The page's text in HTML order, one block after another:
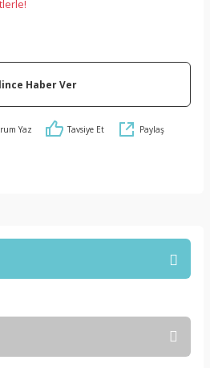
Haber Ver
Yaz Tavsiye Et Paylaş